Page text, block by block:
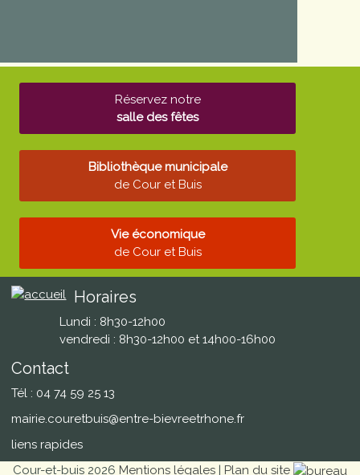
Réservez notre
salle des fêtes
Bibliothèque municipale
de Cour et Buis
Vie économique
de Cour et Buis
Horaires
Lundi : 8h30-12h00
vendredi : 8h30-12h00 et 14h00-16h00
Contact
Tél : 04 74 59 25 13
mairie.couretbuis@entre-bievreetrhone.fr
liens rapides
Cour-et-buis 2026 Mentions légales | Plan du site